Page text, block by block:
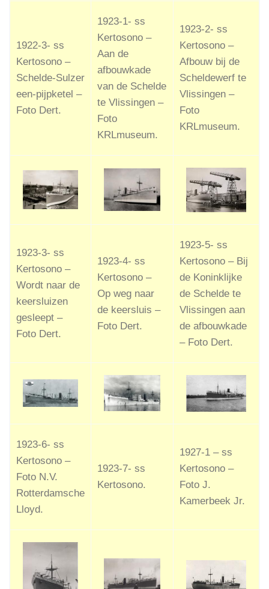
1922-3- ss
Kertosono –
Schelde-Sulzer
een-pijpketel –
Foto Dert.
1923-1- ss
Kertosono –
Aan de
afbouwkade
van de Schelde
te Vlissingen –
Foto
KRLmuseum.
1923-2- ss
Kertosono –
Afbouw bij de
Scheldewerf te
Vlissingen –
Foto
KRLmuseum.
1923-3- ss
Kertosono –
Wordt naar de
keersluizen
gesleept –
Foto Dert.
1923-4- ss
Kertosono –
Op weg naar
de keersluis –
Foto Dert.
1923-5- ss
Kertosono – Bij
de Koninklijke
de Schelde te
Vlissingen aan
de afbouwkade
– Foto Dert.
1923-6- ss
Kertosono –
Foto N.V.
Rotterdamsche
Lloyd.
1923-7- ss
Kertosono.
1927-1 – ss
Kertosono –
Foto J.
Kamerbeek Jr.